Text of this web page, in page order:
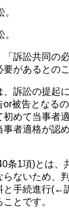
訴訟共同の
があるとのこ
、訴訟の提起
被告となる
めて当事者
者適格が認
条1項)とは、
らないため、
と手続進行(←
とです。